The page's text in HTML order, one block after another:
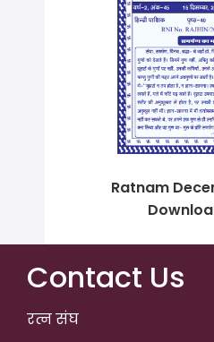
Ratnam
Contact Us
रत्न संघ